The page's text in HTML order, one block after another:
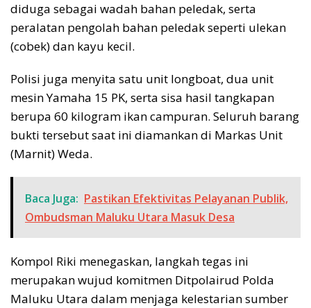
diduga sebagai wadah bahan peledak, serta
peralatan pengolah bahan peledak seperti ulekan
(cobek) dan kayu kecil.
Polisi juga menyita satu unit longboat, dua unit
mesin Yamaha 15 PK, serta sisa hasil tangkapan
berupa 60 kilogram ikan campuran. Seluruh barang
bukti tersebut saat ini diamankan di Markas Unit
(Marnit) Weda.
Baca Juga: Pastikan Efektivitas Pelayanan Publik,
Ombudsman Maluku Utara Masuk Desa
Kompol Riki menegaskan, langkah tegas ini
merupakan wujud komitmen Ditpolairud Polda
Maluku Utara dalam menjaga kelestarian sumber